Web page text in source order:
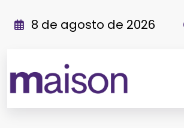
para
8 de agosto de 2026